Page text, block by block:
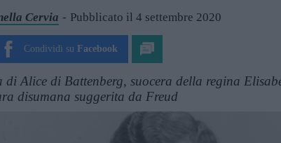
Cervia Pubblicato il 4 settembre 2020
Condividi su Facebook
di Alice di Battenberg, suocera della regina
disumana suggerita da Freud